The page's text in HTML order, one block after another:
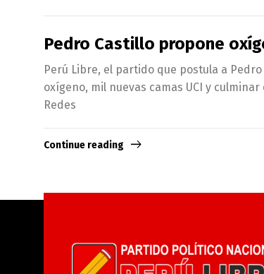
Pedro Castillo propone
Perú Libre, el partido que postula a
oxígeno, mil nuevas camas UCI y
Redes
Continue reading